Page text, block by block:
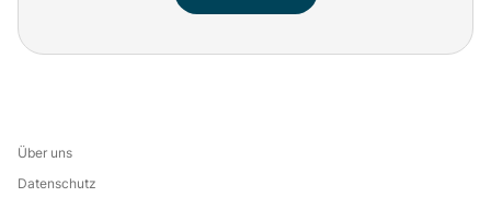
Über uns
Datenschutz